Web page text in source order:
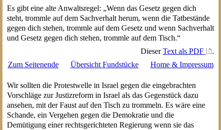
Es gibt eine alte Anwaltsregel: „Wenn das Gesetz gegen dich
steht, trommle auf dem Sachverhalt herum, wenn die Tatbestände
gegen dich stehen, trommle auf dem Gesetz und wenn Sachverhalt
und Gesetz gegen dich stehen, trommle auf dem Tisch.“
DieserText als PDF
.
Zum Seitenende
Übersicht Fundstücke Home & Impressum
Wir sollten die Protestwelle in Israel gegen die eingebrachten
Vorschläge zur Justizreform in Israel als das Gegenstück dazu
ansehen, mit der Faust auf den Tisch zu trommeln. Es wäre eine
Schande, ein Vergehen gegen die Demokratie und die
Demütigung einer rechtsgerichteten Regierung wenn sie das